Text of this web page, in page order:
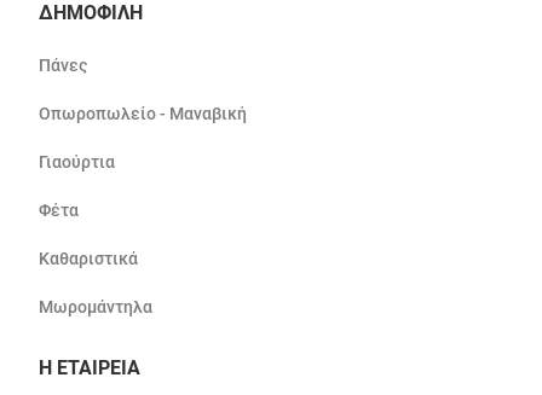
ΔΗΜΟΦΙΛΗ
Πάνες
Οπωροπωλείο - Μαναβική
Γιαούρτια
Φέτα
Καθαριστικά
Μωρομάντηλα
Η ΕΤΑΙΡΕΙΑ